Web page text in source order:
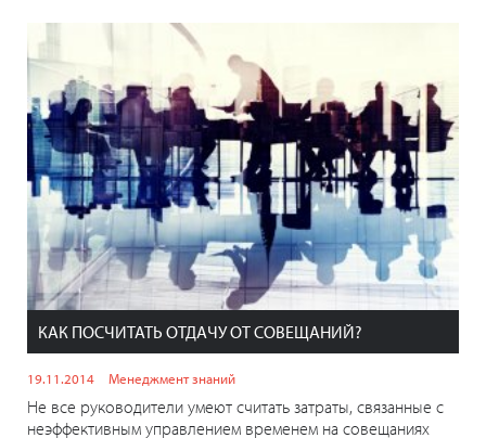
КАК ПОСЧИТАТЬ ОТДАЧУ ОТ СОВЕЩАНИЙ?
19.11.2014 Менеджмент знаний
Не все руководители умеют считать затраты, связанные с
неэффективным управлением временем на совещаниях